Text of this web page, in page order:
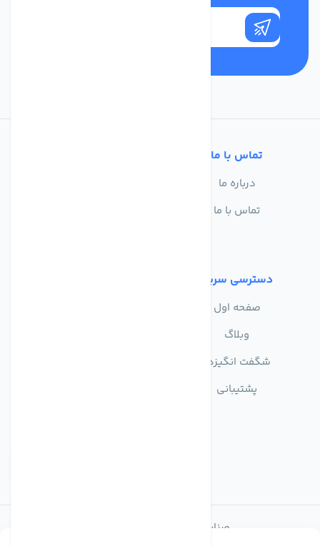
تماس با ما
درباره ما
تماس با ما
دسترسی سریع
صفحه اول
وبلاگ
شگفت انگیزها
پشتیبانی
صنایع تولیدی تصفیه آب ماهان